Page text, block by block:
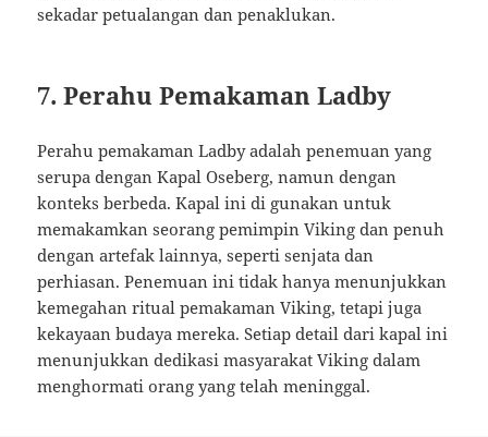
sekadar petualangan dan penaklukan.
7. Perahu Pemakaman Ladby
Perahu pemakaman Ladby adalah penemuan yang
serupa dengan Kapal Oseberg, namun dengan
konteks berbeda. Kapal ini di gunakan untuk
memakamkan seorang pemimpin Viking dan penuh
dengan artefak lainnya, seperti senjata dan
perhiasan. Penemuan ini tidak hanya menunjukkan
kemegahan ritual pemakaman Viking, tetapi juga
kekayaan budaya mereka. Setiap detail dari kapal ini
menunjukkan dedikasi masyarakat Viking dalam
menghormati orang yang telah meninggal.